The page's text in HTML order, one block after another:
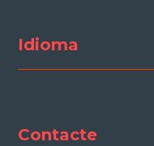
Idioma
Contacte